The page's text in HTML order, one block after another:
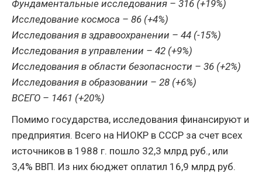
Фундаментальные исследования – 316 (+19%)
Исследование космоса – 86 (+4%)
Исследования в здравоохранении – 44 (-15%)
Исследования в управлении – 42 (+9%)
Исследования в области безопасности – 36 (+2%)
Исследования в образовании – 28 (+6%)
ВСЕГО – 1461 (+20%)
Помимо государства, исследования финансируют и
предприятия. Всего на НИОКР в СССР за счет всех
источников в 1988 г. пошло 32,3 млрд руб., или
3,4% ВВП. Из них бюджет оплатил 16,9 млрд руб.